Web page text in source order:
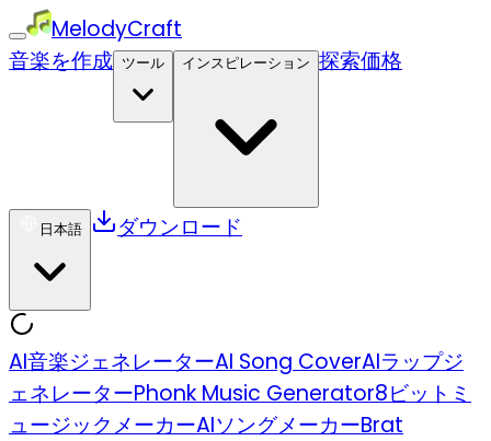
MelodyCraft
音楽を作成 ツール インスピレーション 探索価格
日本語 ダウンロード
AI音楽ジェネレーターAI Song CoverAIラップジ
ェネレーターPhonk Music Generator8ビットミ
ュージックメーカーAIソングメーカーBrat